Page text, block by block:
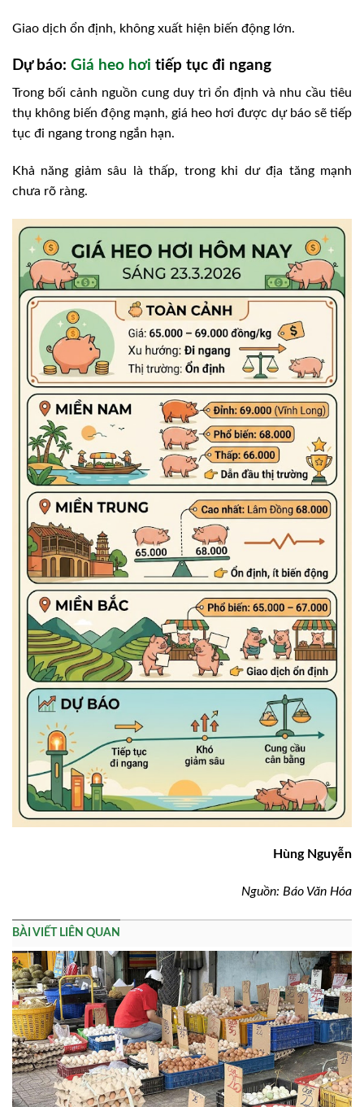
Giao dịch ổn định, không xuất hiện biến động lớn.
Dự báo: Giá heo hơi tiếp tục đi ngang
Trong bối cảnh nguồn cung duy trì ổn định và nhu cầu tiêu
thụ không biến động mạnh, giá heo hơi được dự báo sẽ tiếp
tục đi ngang trong ngắn hạn.
Khả năng giảm sâu là thấp, trong khi dư địa tăng mạnh
chưa rõ ràng.
Hùng Nguyễn
Nguồn: Báo Văn Hóa
BÀI VIẾT LIÊN QUAN